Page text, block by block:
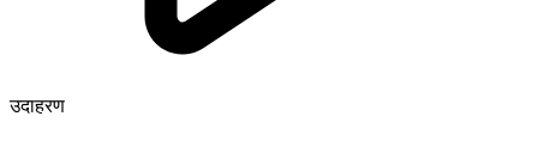
उदाहरण